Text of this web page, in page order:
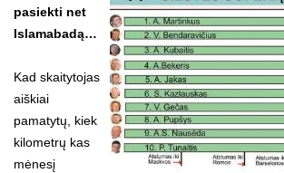
pasiekti net
Islamabadą…
Kad skaitytojas
aiškiai
pamatytų, kiek
kilometrų kas
mėnesį